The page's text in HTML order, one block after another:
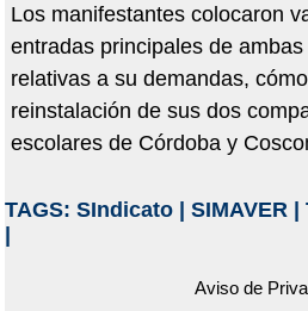
Los manifestantes colocaron
entradas principales de
relativas a su demandas,
reinstalación de sus dos
escolares de Córdoba y
TAGS: SIndicato| SIMAVER|
Aviso de